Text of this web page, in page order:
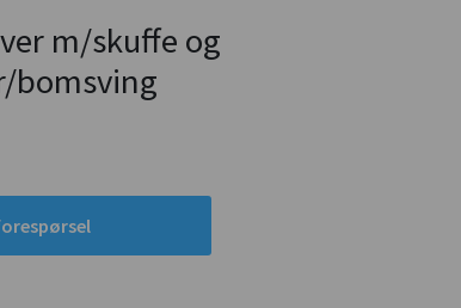
m/skuffe og
bomsving